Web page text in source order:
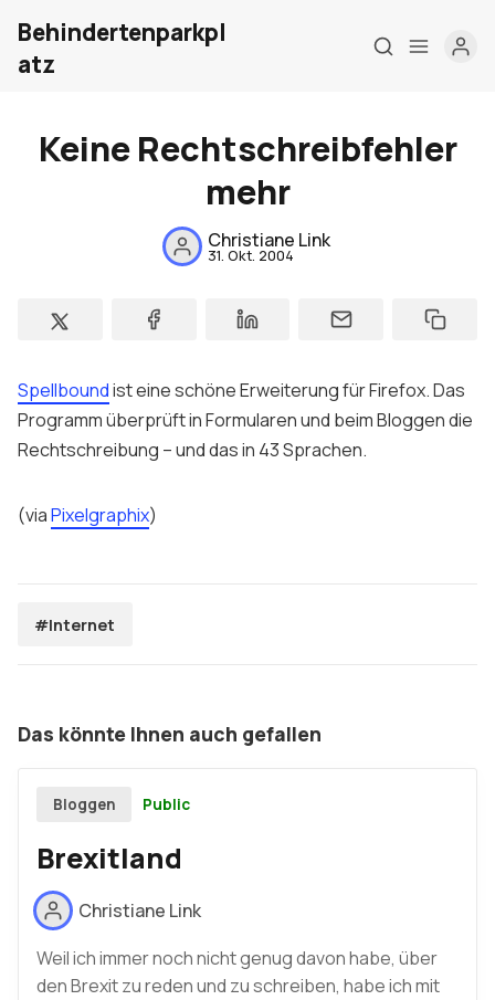
Home
Meine Firma
London Barrierefrei
Behindertenparkpl
atz
Keine Rechtschreibfehler
mehr
Christiane Link
31. Okt. 2004
Spellboundist eine schöne Erweiterung fürFirefox. Das
Programm überprüft in Formularen und beim Bloggen die
Rechtschreibung – und das in 43 Sprachen.
(viaPixelgraphix)
#Internet
Das könnte Ihnen auch gefallen
Bloggen Public
Brexitland
Christiane Link
Weil ich immer noch nicht genug davon habe, über
den Brexit zu reden und zu schreiben, habe ich mit